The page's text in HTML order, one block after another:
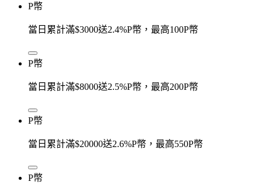
P幣
當日累計滿$3000送2.4%P幣，最高100P幣
P幣
當日累計滿$8000送2.5%P幣，最高200P幣
P幣
當日累計滿$20000送2.6%P幣，最高550P幣
P幣